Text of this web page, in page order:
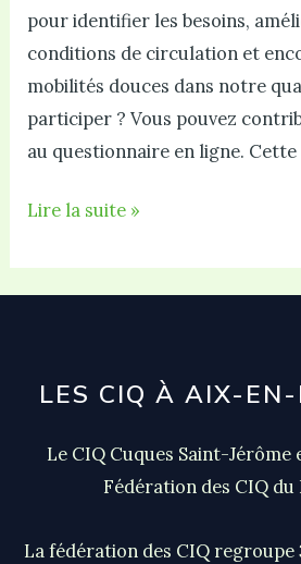
pour identifier les besoins,
conditions de circulation et
mobilités douces dans notre
participer ? Vous pouvez
au questionnaire en ligne.
Donnez
avis
mobilités
Lire la suite »
LES CIQ À AIX-EN-
Le CIQ Cuques Saint-Jérôme
Fédération des CIQ du
La fédération des CIQ